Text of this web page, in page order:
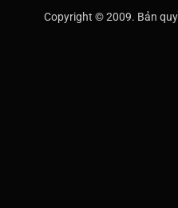
Copyright © 2009. Bản